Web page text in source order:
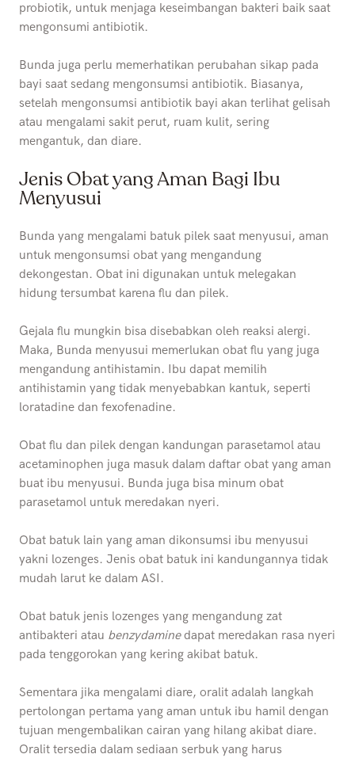
probiotik, untuk menjaga keseimbangan bakteri baik saat
mengonsumi antibiotik.
Bunda juga perlu memerhatikan perubahan sikap pada
bayi saat sedang mengonsumsi antibiotik. Biasanya,
setelah mengonsumsi antibiotik bayi akan terlihat gelisah
atau mengalami sakit perut, ruam kulit, sering
mengantuk, dan diare.
Jenis Obat yang Aman Bagi Ibu
Menyusui
Bunda yang mengalami batuk pilek saat menyusui, aman
untuk mengonsumsi obat yang mengandung
dekongestan. Obat ini digunakan untuk melegakan
hidung tersumbat karena flu dan pilek.
Gejala flu mungkin bisa disebabkan oleh reaksi alergi.
Maka, Bunda menyusui memerlukan obat flu yang juga
mengandung antihistamin. Ibu dapat memilih
antihistamin yang tidak menyebabkan kantuk, seperti
loratadine dan fexofenadine.
Obat flu dan pilek dengan kandungan parasetamol atau
acetaminophen juga masuk dalam daftar obat yang aman
buat ibu menyusui. Bunda juga bisa minum obat
parasetamol untuk meredakan nyeri.
Obat batuk lain yang aman dikonsumsi ibu menyusui
yakni lozenges. Jenis obat batuk ini kandungannya tidak
mudah larut ke dalam ASI.
Obat batuk jenis lozenges yang mengandung zat
antibakteri atau benzydaminedapat meredakan rasa nyeri
pada tenggorokan yang kering akibat batuk.
Sementara jika mengalami diare, oralit adalah langkah
pertolongan pertama yang aman untuk ibu hamil dengan
tujuan mengembalikan cairan yang hilang akibat diare.
Oralit tersedia dalam sediaan serbuk yang harus